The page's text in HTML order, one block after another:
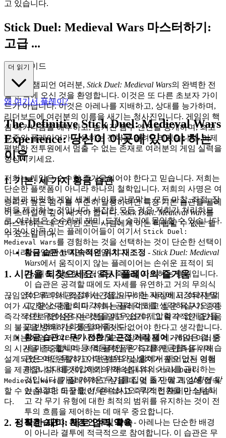
고 있습니다.
Stick Duel: Medieval Wars 마스터하기:
고급 ...
전략 가이드
야심 찬 챔피언 여러분, Stick Duel: Medieval Wars의 완벽한 전
술 분석에 오신 것을 환영합니다. 이것은 또 다른 초보자 가이
드가 아닙니다. 이것은 아레나를 지배하고, 상대를 능가하며,
리더보드에 여러분의 이름을 새기는 청사진입니다. 게임의 핵
심 메커니즘을 해부하고, 숨겨진 점수 엔진을 공개하며, 최고
수준의 플레이어가 사용하는 전략을 알려드리겠습니다. 이제
평범한 전투원에서 멈출 수 없는 존재로 여러분의 게임 실력을
향상시키세요.
1. 기본: 세 가지 황금 습관
승리와 높은 점수를 꾸준히 달성하려면 특정 기본 습관을 플레
이 스타일에 깊이 새겨야 합니다.Stick Duel: Medieval Wars를
마스터하는 데 진지한 모든 사람에게 이는 타협할 수 없는 필
수 요소입니다.
황금 습관 1: 지속적인 위치 재조정 - Stick Duel: Medieval
Wars에서 움직이지 않는 플레이어는 손쉬운 표적이 되
며, 예측 가능한 움직임은 죽음을 자초하는 행위입니다.
이 습관은 공격할 때에도 자세를 유연하고 거의 무의식
적으로 미세 조정하는 것입니다. 한 자리에 고정되지 말
고, 항상 다음 회피각이나 공격 각도를 생각하십시오. 이
러한 유연성은 여러분을 매우 쉽게 제압할 수 없게 만들
고 반격의 기회를 열어줍니다.
황금 습관 2: 무기 전환 및 근접 거리 제어- 게임은 검, 중
세 마크, 휠체어 등 역동적인 무기고를 제공합니다. 이 습
관은 어떤 무기가 어떤 범위와 상황에서 뛰어난지 이해
하고, 상대를 제압하기 위해 상대와의 거리를 관리하는
것입니다. 가장 가까운 무기를 집어 들지 말고,상황에 맞
는적절한 도구를선택하십시오. 무기 전환을 마스터하
고 각 무기 유형에 대한 최적의 범위를 유지하는 것이 전
투의 흐름을 제어하는 데 매우 중요합니다.
황금 습관 3: 환경 인식 및 활용- 아레나는 단순한 배경
이 아니라 결투에 적극적으로 참여합니다. 이 습관은 무
더 읽기
왜 여기서 플레이?
The Definitive Stick Duel: Medieval Wars
Experience: 당신이 이곳에 있어야 하는
이유
저희는 게임은 순수한 즐거움이어야 한다고 믿습니다. 저희는
단순한 플랫폼이 아니라 하나의 철학입니다. 저희의 사명은 여
러분과 짜릿한 게임 세계 사이를 가로막는 모든 마찰, 좌절, 장
벽을 제거하는 것입니다. 복잡한 모든 것은 저희가 처리하므
로, 여러분은 순수하게 재미, 도전, 승리에 몰입할 수 있습니다.
이것이 안목 있는 플레이어들이 여기서 Stick Duel:
Medieval Wars를 경험하는 것을 선택하는 것이 단순한 선택이
아니라, 유일한 선택인 이유입니다.
1. 시간을 되찾으세요: 즉시 플레이의 즐거움
끊임없이 우리의 관심과 시간을 요구하는 세상에서, 여러분의
여가 시간은 소중합니다. 저희는 플레이하고 싶은 욕구가 종종
즉각적으로 찾아온다는 것을 알고 있으며, 그 즉각적인 즐거움
의 불꽃을 방해하는 것은 아무것도 없어야 한다고 생각합니다.
저희는 게임과 여러분 사이의 모든 장애물을 제거하여 여러분
의 시간을 존중합니다. 저희 플랫폼은 즉각적인 만족을 위해
설계되었으며, 원활하고, 다운로드 및 설치가 필요 없는 경험
을 제공합니다. 이것이 저희의 약속입니다: Stick Duel:
Medieval Wars를 플레이하고 싶을 때, 몇 초 안에 게임에 접속
할 수 있습니다. 마찰 없이, 순수하고 즉각적인 재미만 남습니
다.
2. 정직한 재미: 제로 압력 약속